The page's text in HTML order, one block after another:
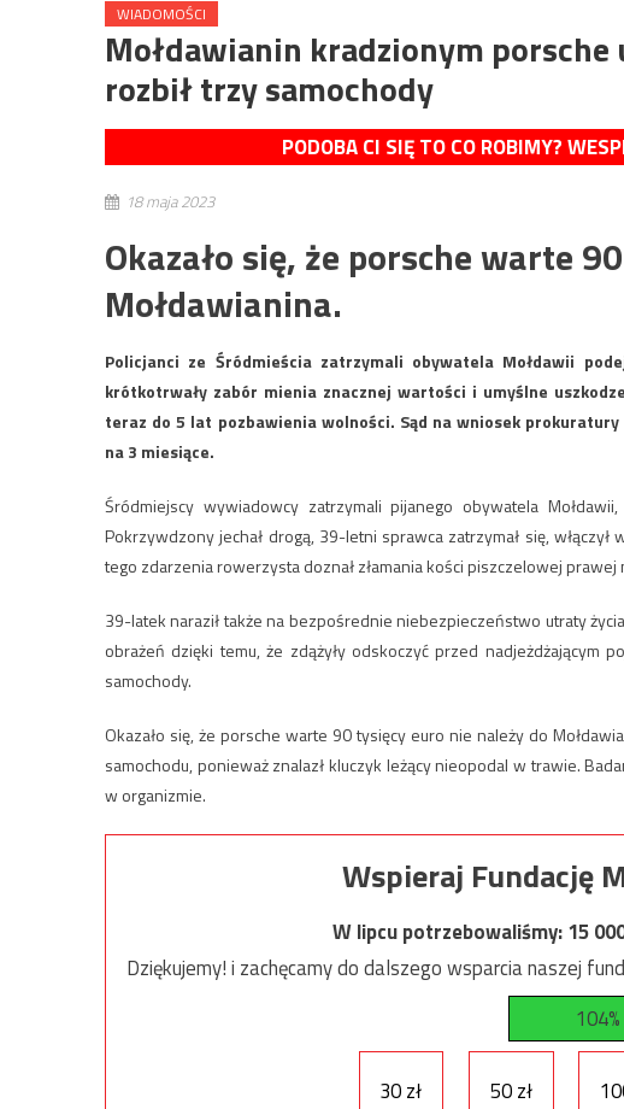
WIADOMOŚCI
Mołdawianin kradzionym
rozbił trzy samochody
PODOBA CI SIĘ TO CO ROBIMY?
18 maja 2023
Okazało się, że porsche warte
Mołdawianina.
Policjanci ze Śródmieścia zatrzymali obywatela Mołdawii
krótkotrwały zabór mienia znacznej wartości i umyślne
teraz do 5 lat pozbawienia wolności. Sąd na wniosek
na 3 miesiące.
Śródmiejscy wywiadowcy zatrzymali pijanego obywatela
Pokrzywdzony jechał drogą, 39-letni sprawca zatrzymał się,
tego zdarzenia rowerzysta doznał złamania kości piszczelowej
39-latek naraził także na bezpośrednie niebezpieczeństwo utraty
obrażeń dzięki temu, że zdążyły odskoczyć przed nadjeżdżającym
samochody.
Okazało się, że porsche warte 90 tysięcy euro nie należy do
samochodu, ponieważ znalazł kluczyk leżący nieopodal w trawie.
w organizmie.
Wspieraj Fundację
W lipcu potrzebowaliśmy:15
Dziękujemy! i zachęcamy do dalszego wsparcia naszej
104%
30 zł 50 zł